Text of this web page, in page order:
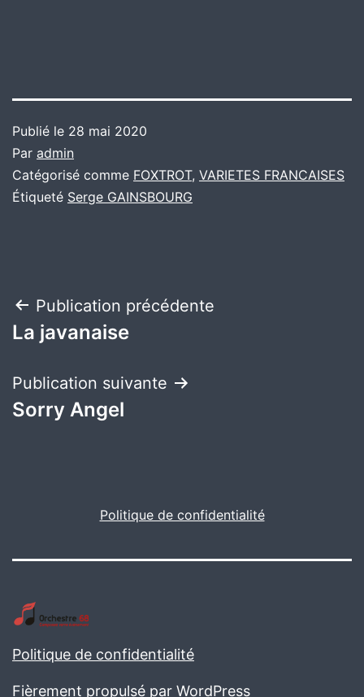
Publié le 28 mai 2020
Par admin
Catégorisé comme FOXTROT, VARIETES FRANCAISES
Étiqueté Serge GAINSBOURG
Navigation
de
l’article
Publication précédente
La javanaise
Publication suivante
Sorry Angel
Politique de confidentialité
Politique de confidentialité
Fièrement propulsé par WordPress